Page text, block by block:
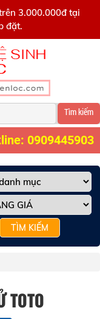
3.000.000đ tại
đặt.
Tìm kiếm
0909445903
TÌM KIẾM
TOTO